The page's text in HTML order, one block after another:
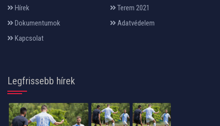
Hírek
Terem 2021
Dokumentumok
Adatvédelem
Kapcsolat
Legfrissebb hírek